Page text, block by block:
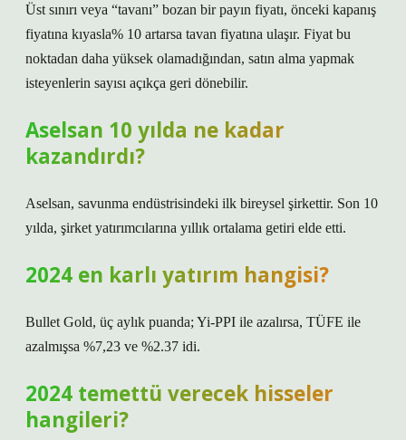
Üst sınırı veya “tavanı” bozan bir payın fiyatı, önceki kapanış
fiyatına kıyasla% 10 artarsa ​​tavan fiyatına ulaşır. Fiyat bu
noktadan daha yüksek olamadığından, satın alma yapmak
isteyenlerin sayısı açıkça geri dönebilir.
Aselsan 10 yılda ne kadar
kazandırdı?
Aselsan, savunma endüstrisindeki ilk bireysel şirkettir. Son 10
yılda, şirket yatırımcılarına yıllık ortalama getiri elde etti.
2024 en karlı yatırım hangisi?
Bullet Gold, üç aylık puanda; Yi-PPI ile azalırsa, TÜFE ile
azalmışsa %7,23 ve %2.37 idi.
2024 temettü verecek hisseler
hangileri?